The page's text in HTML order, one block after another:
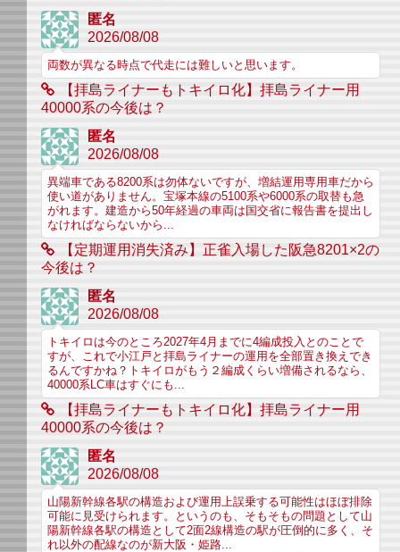
匿名
2026/08/08
両数が異なる時点で代走には難しいと思います。
【拝島ライナーもトキイロ化】拝島ライナー用
40000系の今後は？
匿名
2026/08/08
異端車である8200系は勿体ないですが、増結運用専用車だから
使い道がありません。宝塚本線の5100系や6000系の取替も急
がれます。建造から50年経過の車両は国交省に報告書を提出し
なければならないから...
【定期運用消失済み】正雀入場した阪急8201×2の
今後は？
匿名
2026/08/08
トキイロは今のところ2027年4月までに4編成投入とのことで
すが、これで小江戸と拝島ライナーの運用を全部置き換えでき
るんですかね？トキイロがもう２編成くらい増備されるなら、
40000系LC車はすぐにも...
【拝島ライナーもトキイロ化】拝島ライナー用
40000系の今後は？
匿名
2026/08/08
山陽新幹線各駅の構造および運用上誤乗する可能性はほぼ排除
可能に見受けられます。というのも、そもそもの問題として山
陽新幹線各駅の構造として2面2線構造の駅が圧倒的に多く、そ
れ以外の配線なのが新大阪・姫路...